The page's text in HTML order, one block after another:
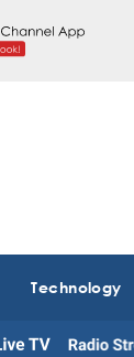
Technology